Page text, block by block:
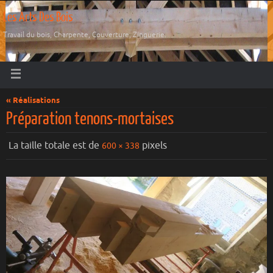
Les Arts Des Bois
Travail du bois, Charpente, Couverture, Zinguerie.
« Réalisations
Préparation tenons-mortaises
La taille totale est de 600 × 338 pixels